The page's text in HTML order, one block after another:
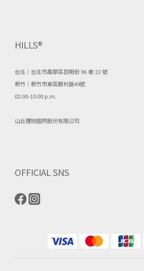
HILLS®
台北｜台北市萬華區昆明街 96 巷 22 號
新竹｜新竹市東區勝利路49號
02:00-10:00 p.m.
山丘選物國際股份有限公司
OFFICIAL SNS